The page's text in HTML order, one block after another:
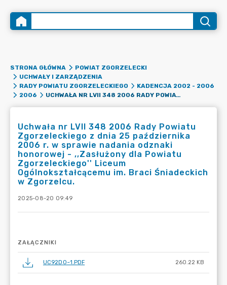
STRONA GŁÓWNA
POWIAT ZGORZELECKI
UCHWAŁY I ZARZĄDZENIA
RADY POWIATU ZGORZELECKIEGO
KADENCJA 2002 - 2006
2006
UCHWAŁA NR LVII 348 2006 RADY POWIATU ZGORZELECKIEGO Z DNIA 25 PAŹDZIERNIKA 2006 R. W SPRAWIE NADANIA ODZNAKI HONOROWEJ - ,,ZASŁUŻONY DLA POWIATU ZGORZELECKIEGO'' LICEUM OGÓLNOKSZTAŁCĄCEMU IM. BRACI ŚNIADECKICH W ZGORZELCU.
Uchwała nr LVII 348 2006 Rady Powiatu
Zgorzeleckiego z dnia 25 października
2006 r. w sprawie nadania odznaki
honorowej - ,,Zasłużony dla Powiatu
Zgorzeleckiego'' Liceum
Ogólnokształcącemu im. Braci Śniadeckich
w Zgorzelcu.
2025-08-20 09:49
ZAŁĄCZNIKI
UC92D0~1.PDF 260.22 KB